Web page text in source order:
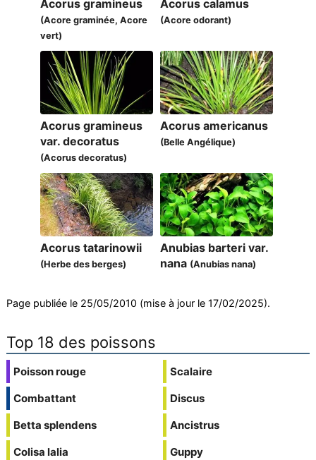
Acorus gramineus
(Acore graminée, Acore
vert)
Acorus calamus
(Acore odorant)
Acorus gramineus
var. decoratus
(Acorus decoratus)
Acorus americanus
(Belle Angélique)
Acorus tatarinowii
(Herbe des berges)
Anubias barteri var.
nana (Anubias nana)
Page publiée le 25/05/2010 (mise à jour le 17/02/2025).
Top 18 des poissons
Poisson rouge
Combattant
Betta splendens
Colisa lalia
Scalaire
Discus
Ancistrus
Guppy